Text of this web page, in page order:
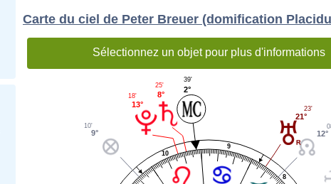
Carte du ciel de Peter Breuer (domification
Sélectionnez un objet pour plus d'informations
8
9
10
12°
21°
23'
2°
39'
8°
25'
13°
18'
9°
10'